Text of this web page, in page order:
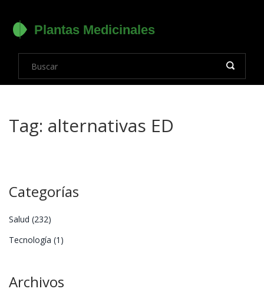
Tag: alternativas ED
Categorías
Salud (232)
Tecnología (1)
Archivos